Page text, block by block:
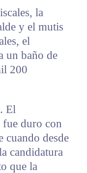
la
y el mutis
el
un baño de
200
El
duro con
cuando desde
candidatura
que la